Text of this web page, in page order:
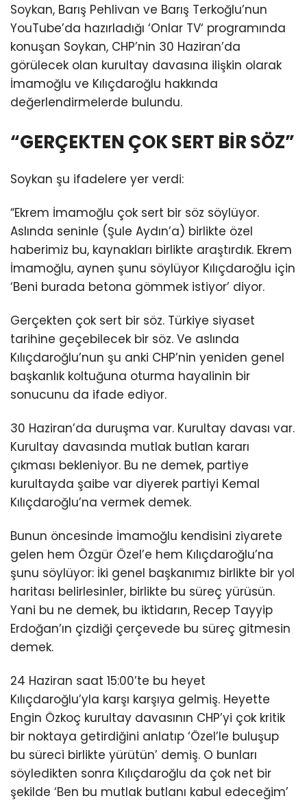
Soykan, Barış Pehlivan ve Barış Terkoğlu’nun
YouTube’da hazırladığı ‘Onlar TV‘ programında
konuşan Soykan, CHP’nin 30 Haziran’da
görülecek olan kurultay davasına ilişkin olarak
İmamoğlu ve Kılıçdaroğlu hakkında
değerlendirmelerde bulundu.
“GERÇEKTEN ÇOK SERT BİR SÖZ”
Soykan şu ifadelere yer verdi:
“Ekrem İmamoğlu çok sert bir söz söylüyor.
Aslında seninle (Şule Aydın’a) birlikte özel
haberimiz bu, kaynakları birlikte araştırdık. Ekrem
İmamoğlu, aynen şunu söylüyor Kılıçdaroğlu için
‘Beni burada betona gömmek istiyor’ diyor.
Gerçekten çok sert bir söz. Türkiye siyaset
tarihine geçebilecek bir söz. Ve aslında
Kılıçdaroğlu’nun şu anki CHP’nin yeniden genel
başkanlık koltuğuna oturma hayalinin bir
sonucunu da ifade ediyor.
30 Haziran’da duruşma var. Kurultay davası var.
Kurultay davasında mutlak butlan kararı
çıkması bekleniyor. Bu ne demek, partiye
kurultayda şaibe var diyerek partiyi Kemal
Kılıçdaroğlu’na vermek demek.
Bunun öncesinde İmamoğlu kendisini ziyarete
gelen hem Özgür Özel’e hem Kılıçdaroğlu’na
şunu söylüyor: İki genel başkanımız birlikte bir yol
haritası belirlesinler, birlikte bu süreç yürüsün.
Yani bu ne demek, bu iktidarın, Recep Tayyip
Erdoğan’ın çizdiği çerçevede bu süreç gitmesin
demek.
24 Haziran saat 15:00’te bu heyet
Kılıçdaroğlu’yla karşı karşıya gelmiş. Heyette
Engin Özkoç kurultay davasının CHP’yi çok kritik
bir noktaya getirdiğini anlatıp ‘Özel’le buluşup
bu süreci birlikte yürütün’ demiş. O bunları
söyledikten sonra Kılıçdaroğlu da çok net bir
şekilde ‘Ben bu mutlak butlanı kabul edeceğim’